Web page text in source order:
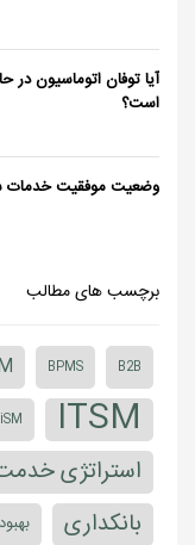
آیا توفان اتوماسیون
است؟
وضعیت موفقیت خدمات
برچسب های مطالب
B2B
BPMS
ITSM
استراتژی
بانکداری